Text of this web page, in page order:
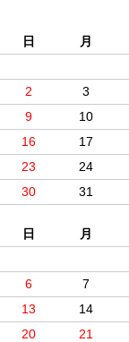
日
月
2
3
9
10
16
17
23
24
30
31
日
月
6
7
13
14
20
21